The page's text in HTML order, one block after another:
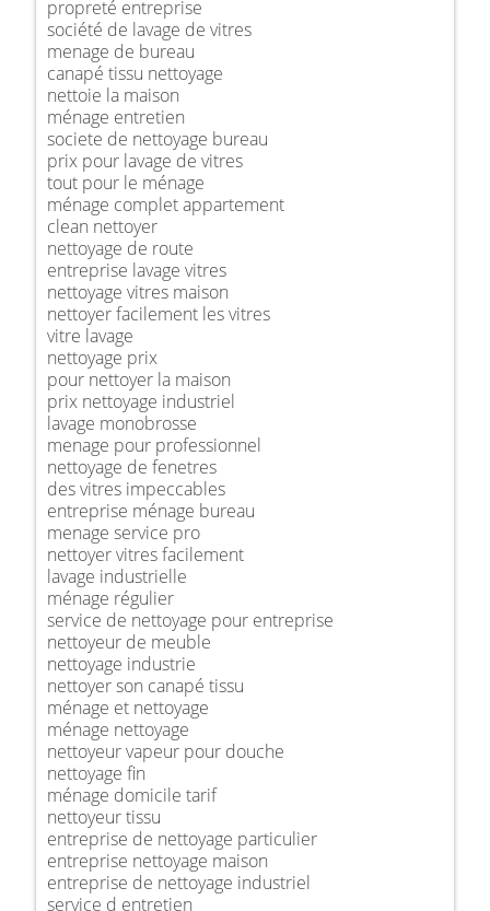
propreté entreprise
société de lavage de vitres
menage de bureau
canapé tissu nettoyage
nettoie la maison
ménage entretien
societe de nettoyage bureau
prix pour lavage de vitres
tout pour le ménage
ménage complet appartement
clean nettoyer
nettoyage de route
entreprise lavage vitres
nettoyage vitres maison
nettoyer facilement les vitres
vitre lavage
nettoyage prix
pour nettoyer la maison
prix nettoyage industriel
lavage monobrosse
menage pour professionnel
nettoyage de fenetres
des vitres impeccables
entreprise ménage bureau
menage service pro
nettoyer vitres facilement
lavage industrielle
ménage régulier
service de nettoyage pour entreprise
nettoyeur de meuble
nettoyage industrie
nettoyer son canapé tissu
ménage et nettoyage
ménage nettoyage
nettoyeur vapeur pour douche
nettoyage fin
ménage domicile tarif
nettoyeur tissu
entreprise de nettoyage particulier
entreprise nettoyage maison
entreprise de nettoyage industriel
service d entretien